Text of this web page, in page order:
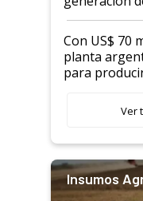
rurales
Con US$ 70
planta
para
Ver
Insumos